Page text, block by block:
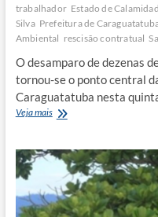
trabalhador Estado de
Silva Prefeitura de
Ambiental rescisão contratual
O desamparo de dezenas
tornou-se o ponto central
Caraguatatuba nesta
Veja maisTrabalhadores
urbana
ficam
deriva
após